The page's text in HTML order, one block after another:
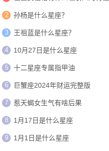
2 孙杨是什么星座？
3 王祖蓝是什么星座？
4 10月27日是什么星座
5 十二星座专属指甲油
6 巨蟹座2024年财运完整版
7 惹天蝎女生气有啥后果
8 1月17日是什么星座
9 1月1日是什么星座